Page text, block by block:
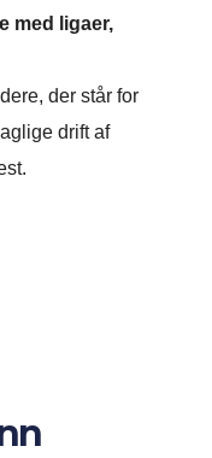
med ligaer,
der står for
drift af